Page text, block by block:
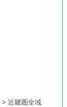
>近畿圏全域